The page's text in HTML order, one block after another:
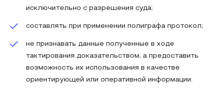
исключительно с разрешения суда;
составлять при применении полиграфа протокол;
не признавать данные полученные в ходе
тактирования доказательством, а предоставить
возможность их использования в качестве
ориентирующей или оперативной информации.